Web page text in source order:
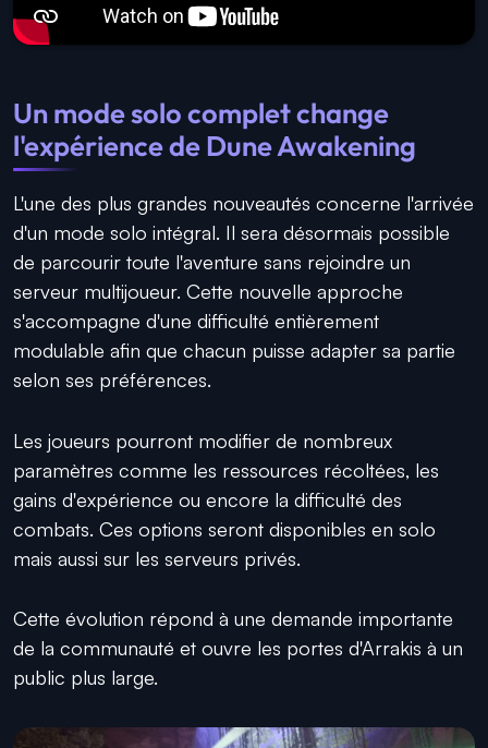
Un mode solo complet change
l'expérience de Dune Awakening
L'une des plus grandes nouveautés concerne l'arrivée
d'un mode solo intégral. Il sera désormais possible
de parcourir toute l'aventure sans rejoindre un
serveur multijoueur. Cette nouvelle approche
s'accompagne d'une difficulté entièrement
modulable afin que chacun puisse adapter sa partie
selon ses préférences.
Les joueurs pourront modifier de nombreux
paramètres comme les ressources récoltées, les
gains d'expérience ou encore la difficulté des
combats. Ces options seront disponibles en solo
mais aussi sur les serveurs privés.
Cette évolution répond à une demande importante
de la communauté et ouvre les portes d'Arrakis à un
public plus large.